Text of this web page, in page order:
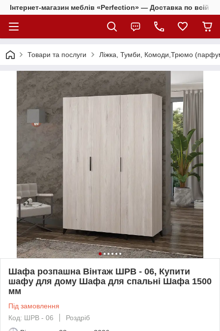
Інтернет-магазин меблів «Perfection» — Доставка по всій
Товари та послуги Ліжка, Тумби, Комоди,Трюмо
Шафа розпашна Вінтаж ШРВ - 06, Купити
шафу для дому Шафа для спальні Шафа 1500
мм
Під замовлення
Код: ШРВ - 06
Роздріб